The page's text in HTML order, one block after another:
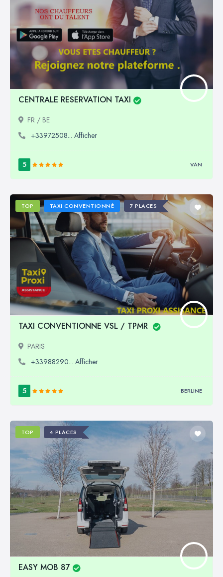
CENTRALE RESERVATION TAXI
FR / BE
+33972508... Afficher
5 VAN
TOP TAXI CONVENTIONNÉ 7 PLACES
TAXI CONVENTIONNE VSL / TPMR
PARIS
+33988290... Afficher
5 BERLINE
TOP 4 PLACES
EASY MOB 87